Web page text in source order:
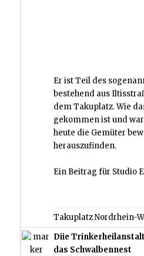
Er ist Teil des
bestehend aus
dem Takuplatz. Wie
gekommen ist und
heute die Gemüter
herauszufinden.
Ein Beitrag für Studio
Takuplatz Nordrhein-
Diie
das Schwalbennest